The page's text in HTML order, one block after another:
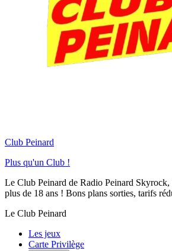
Club Peinard
Plus qu'un Club !
Le Club Peinard de Radio Peinard
plus de 18 ans ! Bons plans sorties, tarifs
Le Club Peinard
Les jeux
Carte Privilège